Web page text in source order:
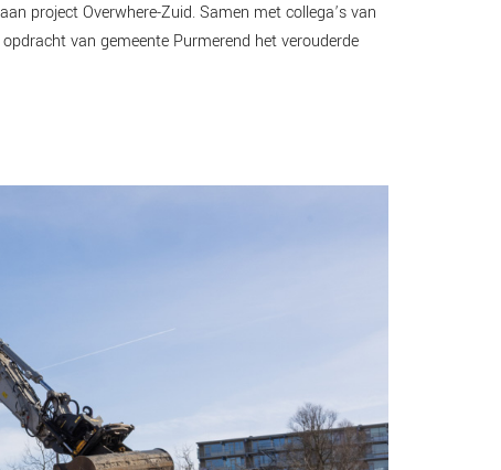
project Overwhere-Zuid. Samen met collega’s van
van gemeente Purmerend het verouderde